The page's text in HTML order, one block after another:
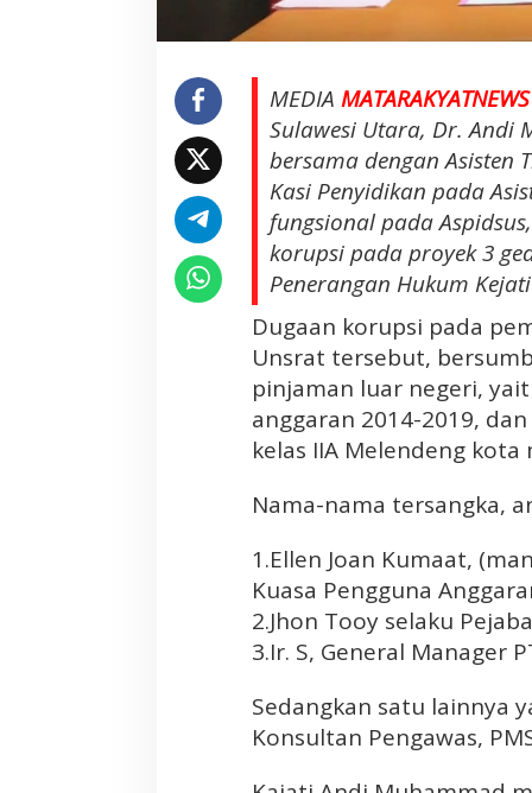
a
i
D
a
r
i
T
r
s
a
n
g
k
K
r
u
p
s
P
r
o
MEDIA MATARAKYATNEWS
Sulawesi Utara, Dr. Andi
bersama dengan Asisten
Kasi Penyidikan pada
fungsional pada
korupsi pada proyek 3
Penerangan Hukum
Dugaan korupsi pada
Unsrat tersebut,
pinjaman luar negeri,
anggaran 2014-2019,
kelas IIA Melendeng
Nama-nama tersangka,
1.Ellen Joan Kumaat,
Kuasa Pengguna
2.Jhon Tooy selaku
3.Ir. S, General Manager
Sedangkan satu lainnya
Konsultan Pengawas,